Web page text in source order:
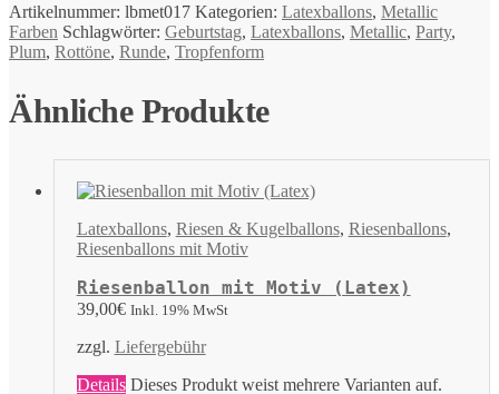
Artikelnummer: lbmet017 Kategorien: Latexballons, Metallic
Farben Schlagwörter: Geburtstag, Latexballons, Metallic, Party,
Plum, Rottöne, Runde, Tropfenform
Ähnliche Produkte
Latexballons, Riesen & Kugelballons, Riesenballons,
Riesenballons mit Motiv
Riesenballon mit Motiv (Latex)
39,00€ Inkl. 19% MwSt
zzgl. Liefergebühr
Details Dieses Produkt weist mehrere Varianten auf.